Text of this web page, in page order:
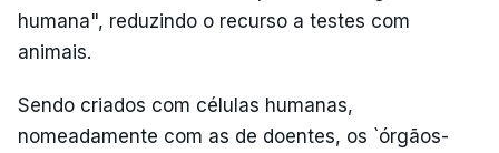
humana", reduzindo o recurso a testes com
animais.
Sendo criados com células humanas,
nomeadamente com as de doentes, os `órgãos-